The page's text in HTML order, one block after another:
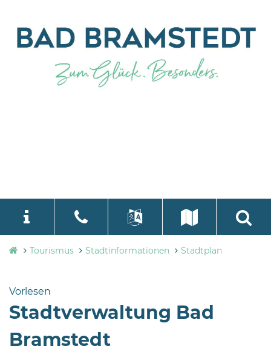
Tourismusbüro
Bramstedt
24576 Bad
Bramstedt
language
Tourismus Stadtinformationen Stadtplan
Vorlesen
Stadtverwaltung Bad
Bramstedt